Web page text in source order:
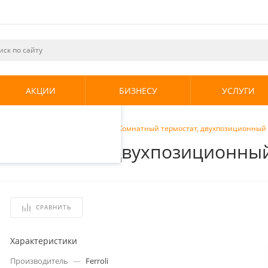
и
использования.
.
АКЦИИ БИЗНЕСУ УСЛУГИ
Ferroli HRT-177 WS Комнатный термостат, двухпозиционный
термостат,
СРАВНИТЬ
Характеристики
Производитель — Ferroli